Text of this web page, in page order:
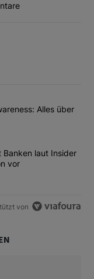
kommentierten
bei Situational
Alles über
bereitet
Banken laut Insider
vor
von